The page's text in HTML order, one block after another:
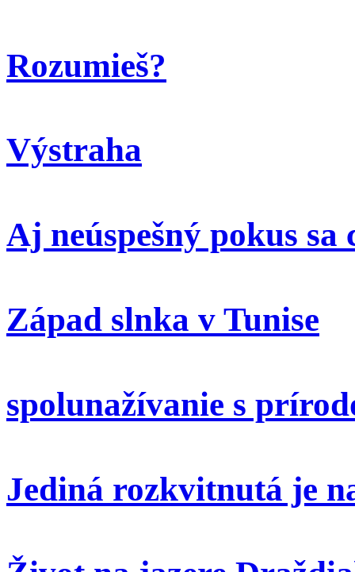
Rozumieš?
Výstraha
Aj neúspešný pokus sa
Západ slnka v Tunise
spolunažívanie s
Jediná rozkvitnutá je